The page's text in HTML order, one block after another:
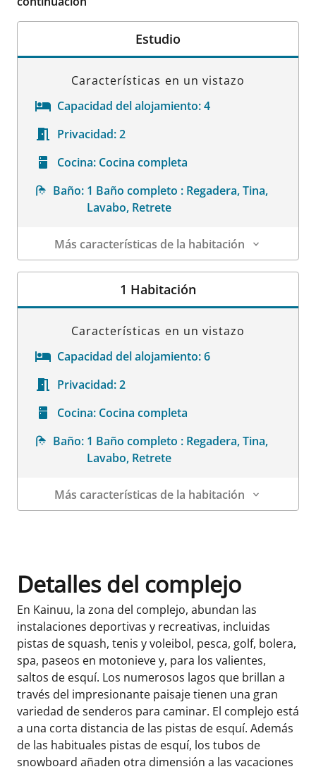
Estudio
Características en un vistazo
Capacidad del alojamiento:4
Privacidad:2
Cocina: Cocina completa
Baño: 1 Baño completo : Regadera, Tina,
Lavabo, Retrete
Más características de la habitación
Datos de la habitación
1 Habitación
Características en un vistazo
Capacidad del alojamiento:6
Privacidad:2
Cocina: Cocina completa
Baño: 1 Baño completo : Regadera, Tina,
Lavabo, Retrete
Más características de la habitación
Detalles del complejo
En Kainuu, la zona del complejo, abundan las
instalaciones deportivas y recreativas, incluidas
pistas de squash, tenis y voleibol, pesca, golf, bolera,
spa, paseos en motonieve y, para los valientes,
saltos de esquí. Los numerosos lagos que brillan a
través del impresionante paisaje tienen una gran
variedad de senderos para caminar. El complejo está
a una corta distancia de las pistas de esquí. Además
de las habituales pistas de esquí, los tubos de
snowboard añaden otra dimensión a las vacaciones